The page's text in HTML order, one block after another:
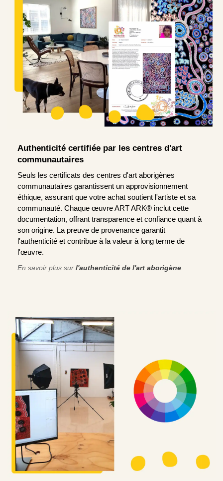
Authenticité certifiée par les centres d'art
communautaires
Seuls les certificats des centres d'art aborigènes
communautaires garantissent un approvisionnement
éthique, assurant que votre achat soutient l'artiste et sa
communauté. Chaque œuvre ART ARK® inclut cette
documentation, offrant transparence et confiance quant à
son origine. La preuve de provenance garantit
l'authenticité et contribue à la valeur à long terme de
l'œuvre.
En savoir plus sur l'authenticité de l'art aborigène